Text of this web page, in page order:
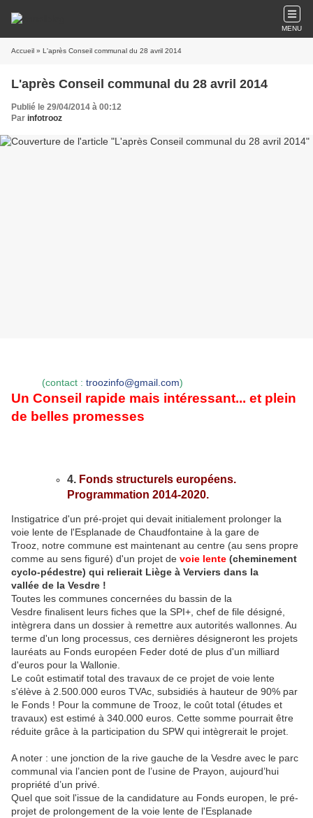
MENU
Accueil » L'après Conseil communal du 28 avril 2014
L'après Conseil communal du 28 avril 2014
Publié le 29/04/2014 à 00:12
Par infotrooz
(contact : troozinfo@gmail.com)
Un Conseil rapide mais intéressant... et plein
de belles promesses
4. Fonds structurels européens.
Programmation 2014-2020.
Instigatrice d'un pré-projet qui devait initialement prolonger la
voie lente de l'Esplanade de Chaudfontaine à la gare de
Trooz, notre commune est maintenant au centre (au sens propre
comme au sens figuré) d'un projet de voie lente (cheminement
cyclo-pédestre) qui relierait Liège à Verviers dans la
vallée de la Vesdre !
Toutes les communes concernées du bassin de la
Vesdre finalisent leurs fiches que la SPI+, chef de file désigné,
intègrera dans un dossier à remettre aux autorités wallonnes. Au
terme d'un long processus, ces dernières désigneront les projets
lauréats au Fonds européen Feder doté de plus d'un milliard
d'euros pour la Wallonie.
Le coût estimatif total des travaux de ce projet de voie lente
s'élève à 2.500.000 euros TVAc, subsidiés à hauteur de 90% par
le Fonds ! Pour la commune de Trooz, le coût total (études et
travaux) est estimé à 340.000 euros. Cette somme pourrait être
réduite grâce à la participation du SPW qui intègrerait le projet.
A noter : une jonction de la rive gauche de la Vesdre avec le parc
communal via l’ancien pont de l’usine de Prayon, aujourd’hui
propriété d’un privé.
Quel que soit l'issue de la candidature au Fonds europen, le pré-
projet de prolongement de la voie lente de l'Esplanade